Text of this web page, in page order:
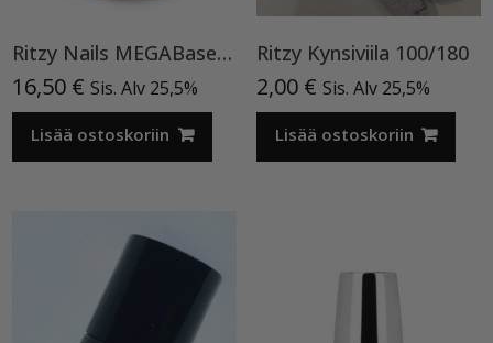
Ritzy Nails MEGABase TPO-VAPAA pohjageeli, 9 ml
16,50 € Sis. Alv 25,5%
Lisää ostoskoriin
Ritzy Kynsiviila 100/180
2,00 € Sis. Alv 25,5%
Lisää ostoskoriin